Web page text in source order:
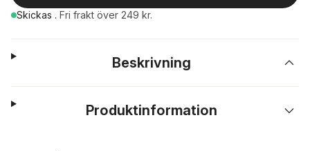
Skickas . Fri frakt över 249 kr.
Beskrivning
Produktinformation